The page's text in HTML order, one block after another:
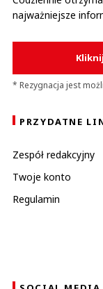
najważniejsze
* Rezygnacja jest
PRZYDATNE
Zespół redakcyjny
Twoje konto
Regulamin